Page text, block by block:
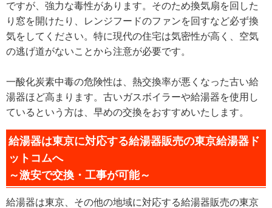
ですが、強力な毒性があります。そのため換気扇を回した
り窓を開けたり、レンジフードのファンを回すなど必ず換
気をしてください。特に現代の住宅は気密性が高く、空気
の逃げ道がないことから注意が必要です。
一酸化炭素中毒の危険性は、熱交換率が悪くなった古い給
湯器ほど高まります。古いガスボイラーや給湯器を使用し
ているという方は、早めの交換をおすすめいたします。
給湯器は東京に対応する給湯器販売の東京給湯器ド
ットコムへ
～激安で交換・工事が可能～
給湯器は東京、その他の地域に対応する給湯器販売の東京